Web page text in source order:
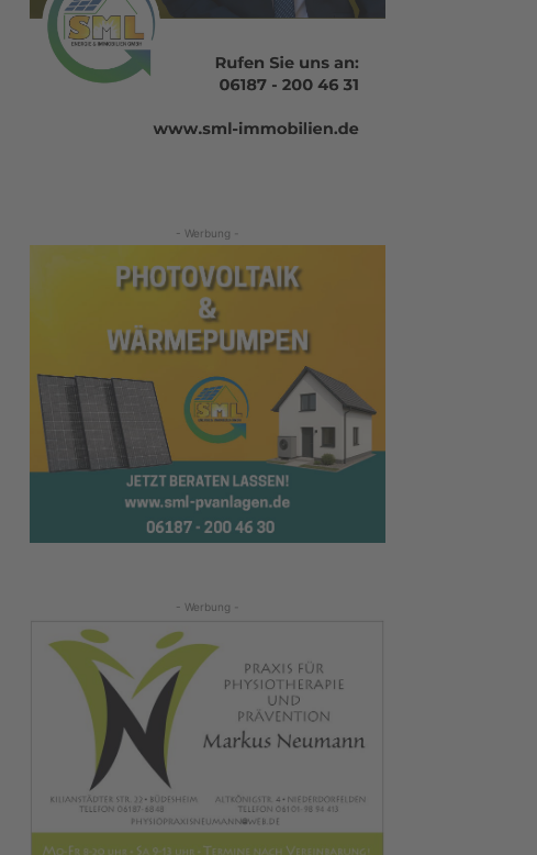
- Werbung -
- Werbung -